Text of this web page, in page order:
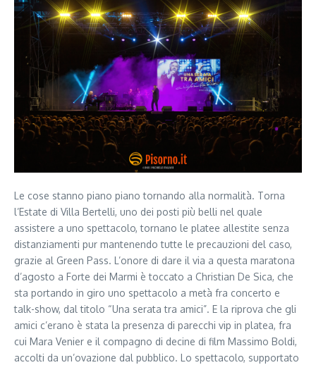
Le cose stanno piano piano tornando alla normalità. Torna
l’Estate di Villa Bertelli, uno dei posti più belli nel quale
assistere a uno spettacolo, tornano le platee allestite senza
distanziamenti pur mantenendo tutte le precauzioni del caso,
grazie al Green Pass. L’onore di dare il via a questa maratona
d’agosto a Forte dei Marmi è toccato a Christian De Sica, che
sta portando in giro uno spettacolo a metà fra concerto e
talk-show, dal titolo “Una serata tra amici”. E la riprova che gli
amici c’erano è stata la presenza di parecchi vip in platea, fra
cui Mara Venier e il compagno di decine di film Massimo Boldi,
accolti da un’ovazione dal pubblico. Lo spettacolo, supportato